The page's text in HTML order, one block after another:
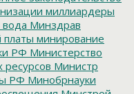
миллиардеры
Минздрав
платы минирование
РФ Министерство
Министр
РФ Минобрнауки